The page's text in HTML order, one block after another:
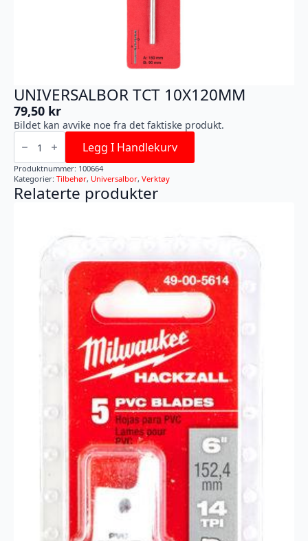
UNIVERSALBOR TCT 10X120MM
79,50 kr
Bildet kan avvike noe fra det faktiske produkt.
UNIVERSALBOR
TCT
10X120MM
antall
Legg I Handlekurv
Produktnummer: 100664
Kategorier: Tilbehør, Universalbor, Verktøy
Relaterte produkter